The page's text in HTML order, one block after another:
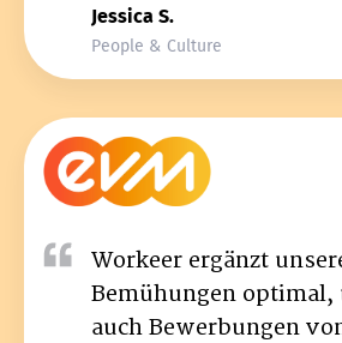
Jessica S.
People & Culture
Workeer ergänzt
Bemühungen optimal,
auch Bewerbungen